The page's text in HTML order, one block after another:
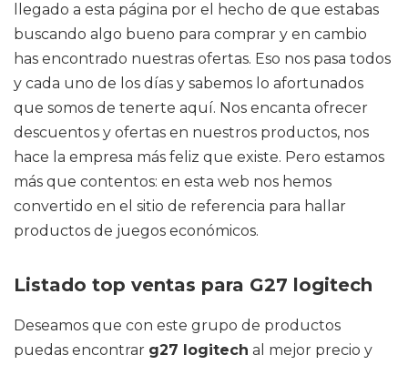
llegado a esta página por el hecho de que estabas
buscando algo bueno para comprar y en cambio
has encontrado nuestras ofertas. Eso nos pasa todos
y cada uno de los días y sabemos lo afortunados
que somos de tenerte aquí. Nos encanta ofrecer
descuentos y ofertas en nuestros productos, nos
hace la empresa más feliz que existe. Pero estamos
más que contentos: en esta web nos hemos
convertido en el sitio de referencia para hallar
productos de juegos económicos.
Listado top ventas para G27 logitech
Deseamos que con este grupo de productos
puedas encontrar g27 logitech al mejor precio y